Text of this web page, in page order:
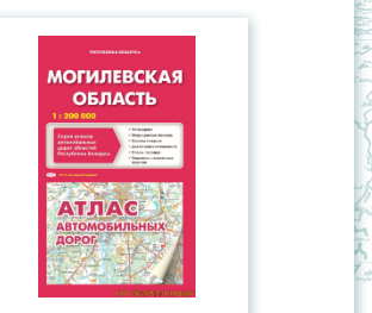
обзорно-
карты
карты Республики
карты
карты